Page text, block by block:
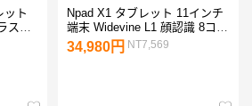
ット
ト
学生
Npad X1 タブレット 11インチ
端末 Widevine L1 顔認識 8コア
CPU ディスプレイ 4G LTE /
Wi-Fiモデル アンドロイド 本体
34,980円 NT7,569